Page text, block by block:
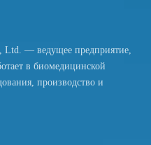
структуры и метода
сопоставить MW с
(фракции с высоким, средним
стандартными, поскольку
CoA: молекулярная масса,
белка, эндотоксин,
и потери при сушке.
имеют важное значение.
Ltd. — ведущее предприятие,
в биомедицинской
производство и